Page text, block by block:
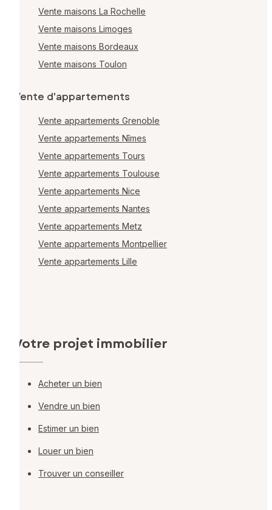
Vente maisons La Rochelle
Vente maisons Limoges
Vente maisons Bordeaux
Vente maisons Toulon
Vente d'appartements
Vente appartements Grenoble
Vente appartements Nîmes
Vente appartements Tours
Vente appartements Toulouse
Vente appartements Nice
Vente appartements Nantes
Vente appartements Metz
Vente appartements Montpellier
Vente appartements Lille
Votre projet immobilier
Acheter un bien
Vendre un bien
Estimer un bien
Louer un bien
Trouver un conseiller